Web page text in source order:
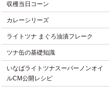
収穫当日コーン
カレーシリーズ
ライトツナ まぐろ油漬フレーク
ツナ缶の基礎知識
いなばライトツナスーパーノンオイ
ルCM公開レシピ